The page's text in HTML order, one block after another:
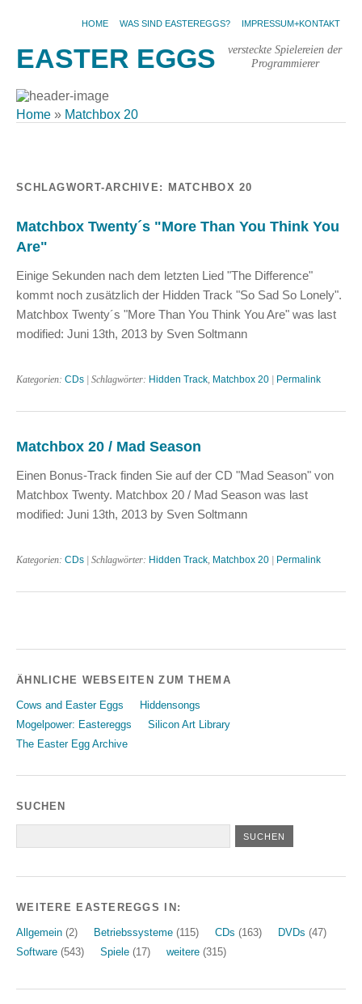
HOME WAS SIND EASTEREGGS? IMPRESSUM+KONTAKT
EASTER EGGS
versteckte Spielereien der
Programmierer
Home » Matchbox 20
SCHLAGWORT-ARCHIVE: MATCHBOX 20
Matchbox Twenty´s "More Than You Think You
Are"
Einige Sekunden nach dem letzten Lied "The Difference"
kommt noch zusätzlich der Hidden Track "So Sad So Lonely".
Matchbox Twenty´s "More Than You Think You Are" was last
modified: Juni 13th, 2013 by Sven Soltmann
Kategorien: CDs | Schlagwörter: Hidden Track, Matchbox 20 Permalink
Matchbox 20 / Mad Season
Einen Bonus-Track finden Sie auf der CD "Mad Season" von
Matchbox Twenty. Matchbox 20 / Mad Season was last
modified: Juni 13th, 2013 by Sven Soltmann
Kategorien: CDs | Schlagwörter: Hidden Track, Matchbox 20 Permalink
ÄHNLICHE WEBSEITEN ZUM THEMA
Cows and Easter Eggs
Hiddensongs
Mogelpower: Eastereggs
Silicon Art Library
The Easter Egg Archive
SUCHEN
WEITERE EASTEREGGS IN:
Allgemein (2) Betriebssysteme (115) CDs (163) DVDs (47)
Software (543) Spiele (17) weitere (315)